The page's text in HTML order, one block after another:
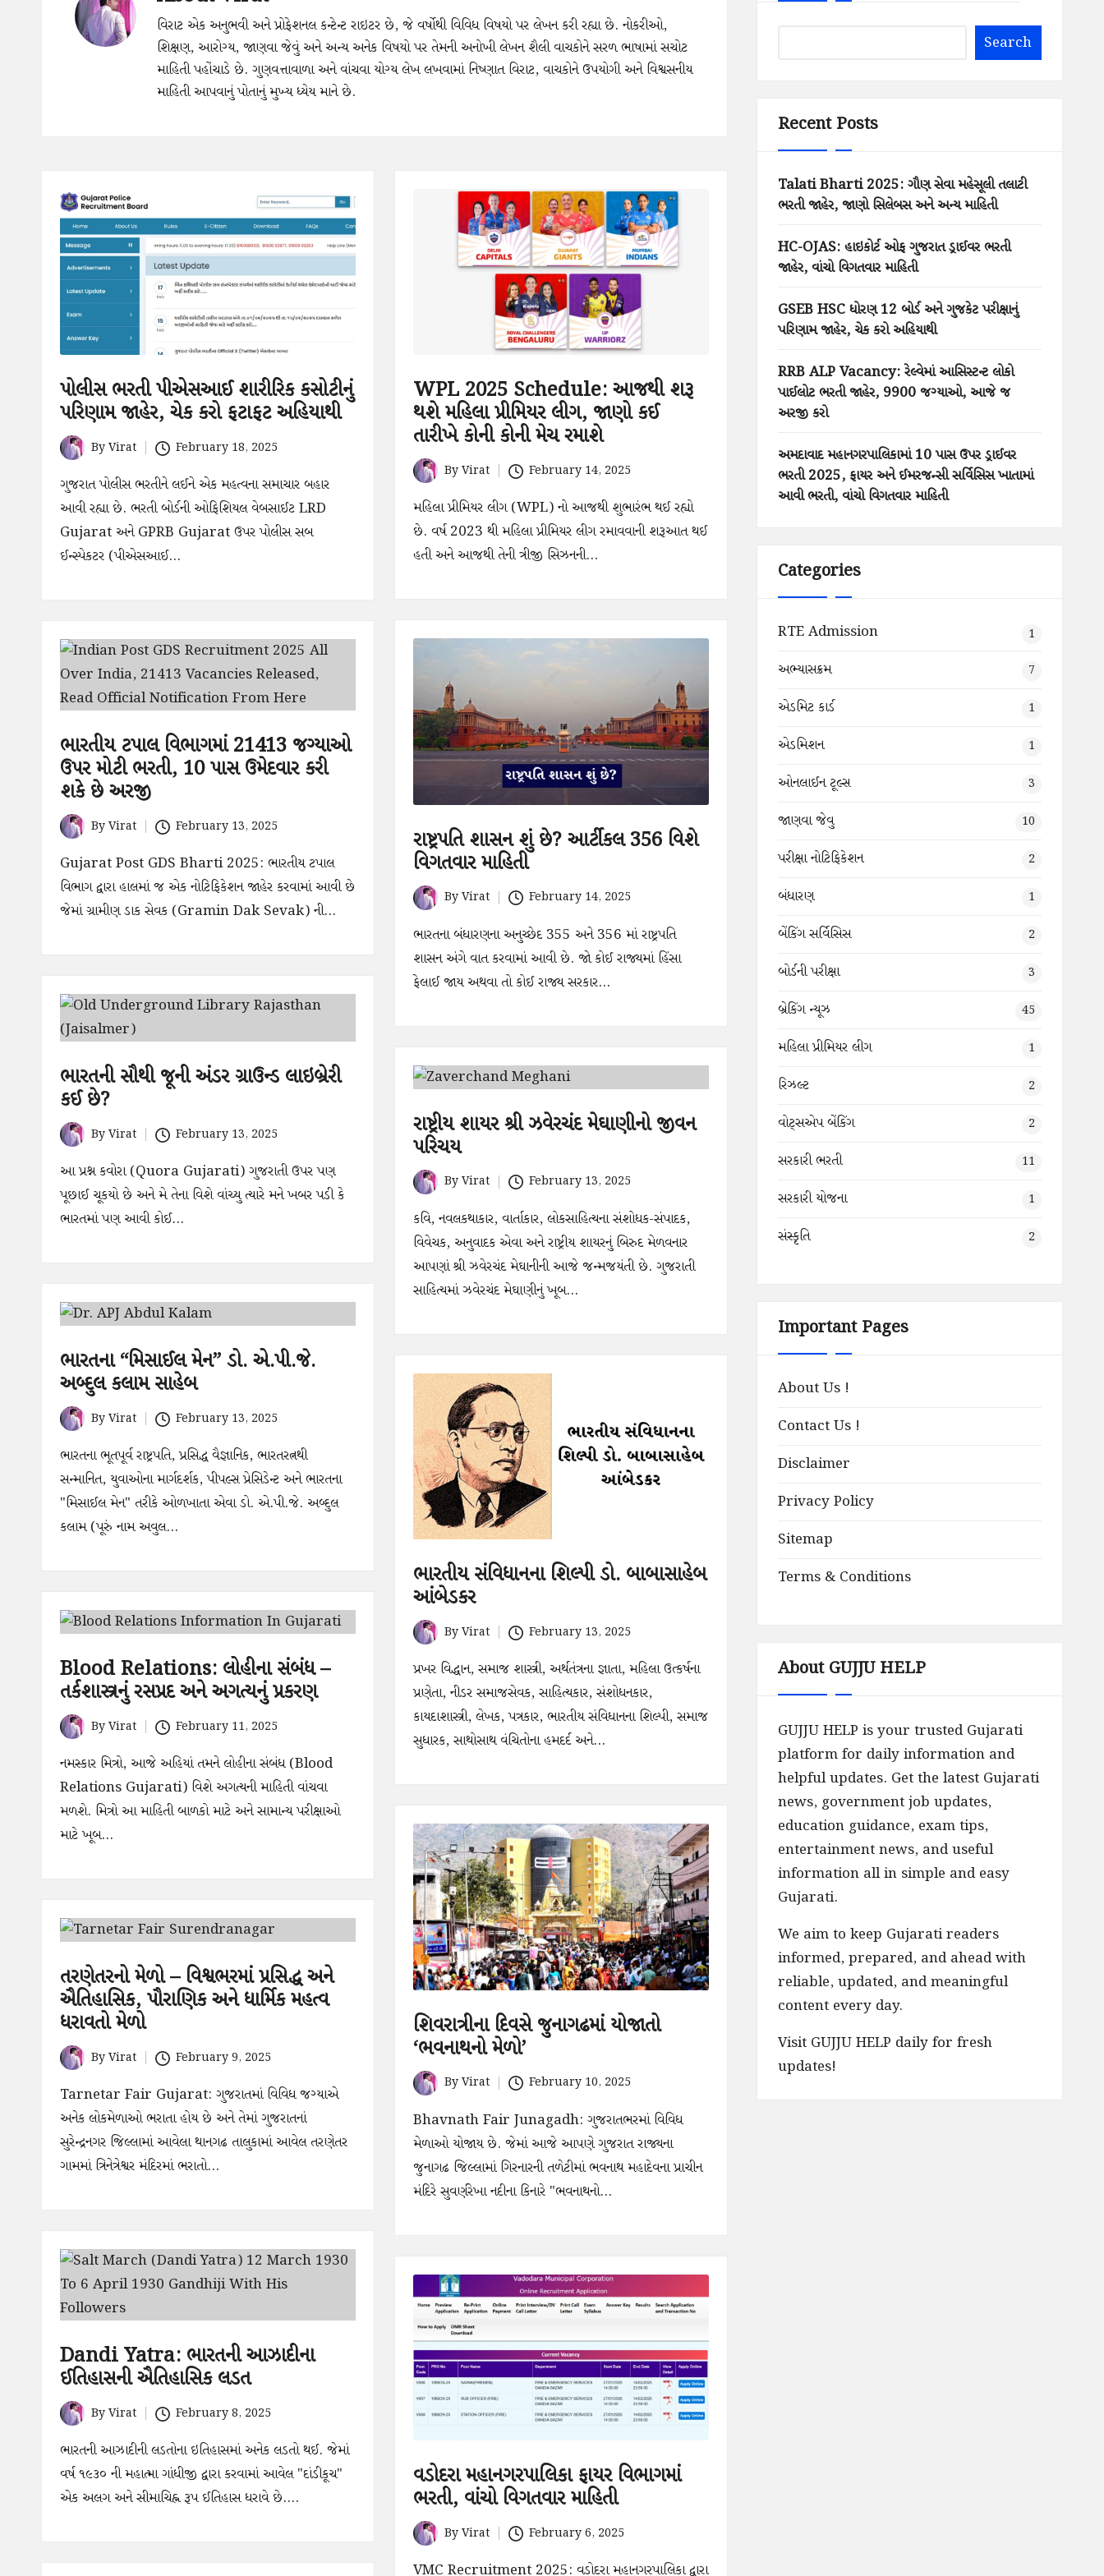
વિરાટ એક અનુભવી અને પ્રોફેશનલ કન્ટેન્ટ રાઇટર છે, જે વર્ષોથી વિવિધ વિષયો પર લેખન કરી રહ્યા છે. નોકરીઓ,
શિક્ષણ, આરોગ્ય, જાણવા જેવું અને અન્ય અનેક વિષયો પર તેમની અનોખી લેખન શૈલી વાચકોને સરળ ભાષામાં સચોટ
માહિતી પહોંચાડે છે. ગુણવત્તાવાળા અને વાંચવા યોગ્ય લેખ લખવામાં નિષ્ણાત વિરાટ, વાચકોને ઉપયોગી અને વિશ્વસનીય
માહિતી આપવાનું પોતાનું મુખ્ય ધ્યેય માને છે.
પોલીસ ભરતી પીએસઆઈ શારીરિક કસોટીનું
પરિણામ જાહેર, ચેક કરો ફટાફટ અહિયાથી
Posted
by
By Virat February 18, 2025
ગુજરાત પોલીસ ભરતીને લઈને એક મહત્વના સમાચાર બહાર
આવી રહ્યા છે. ભરતી બોર્ડની ઓફિશિયલ વેબસાઈટ LRD
Gujarat અને GPRB Gujarat ઉપર પોલીસ સબ
ઈન્સ્પેકટર (પીએસઆઈ…
WPL 2025 Schedule: આજથી શરૂ
થશે મહિલા પ્રીમિયર લીગ, જાણો કઈ
તારીખે કોની કોની મેચ રમાશે
Posted
by
By Virat February 14, 2025
મહિલા પ્રીમિયર લીગ (WPL) નો આજથી શુભારંભ થઈ રહ્યો
છે. વર્ષ 2023 થી મહિલા પ્રીમિયર લીગ રમાવવાની શરૂઆત થઈ
હતી અને આજથી તેની ત્રીજી સિઝનની…
રાષ્ટ્રપતિ શાસન શું છે? આર્ટીકલ 356 વિશે
વિગતવાર માહિતી
Posted
by
By Virat February 14, 2025
ભારતના બંધારણના અનુચ્છેદ 355 અને 356 માં રાષ્ટ્રપતિ
શાસન અંગે વાત કરવામાં આવી છે. જો કોઈ રાજ્યમાં હિંસા
ફેલાઈ જાય અથવા તો કોઈ રાજ્ય સરકાર…
ભારતીય ટપાલ વિભાગમાં 21413 જગ્યાઓ
ઉપર મોટી ભરતી, 10 પાસ ઉમેદવાર કરી
શકે છે અરજી
Posted
by
By Virat February 13, 2025
Gujarat Post GDS Bharti 2025: ભારતીય ટપાલ
વિભાગ દ્વારા હાલમાં જ એક નોટિફિકેશન જાહેર કરવામાં આવી છે
જેમાં ગ્રામીણ ડાક સેવક (Gramin Dak Sevak) ની…
ભારતની સૌથી જૂની અંડર ગ્રાઉન્ડ લાઇબ્રેરી
કઈ છે?
Posted
by
By Virat February 13, 2025
આ પ્રશ્ન કવોરા (Quora Gujarati) ગુજરાતી ઉપર પણ
પૂછાઈ ચૂકયો છે અને મે તેના વિશે વાંચ્યુ ત્યારે મને ખબર પડી કે
ભારતમાં પણ આવી કોઈ…
રાષ્ટ્રીય શાયર શ્રી ઝવેરચંદ મેઘાણીનો જીવન
પરિચય
Posted
by
By Virat February 13, 2025
કવિ, નવલકથાકાર, વાર્તાકાર, લોકસાહિત્યના સંશોધક-સંપાદક,
વિવેચક, અનુવાદક એવા અને રાષ્ટ્રીય શાયરનું બિરુદ મેળવનાર
આપણાં શ્રી ઝવેરચંદ મેઘાનીની આજે જન્મજયંતી છે. ગુજરાતી
સાહિત્યમાં ઝવેરચંદ મેઘાણીનું ખૂબ…
ભારતના “મિસાઈલ મેન” ડો. એ.પી.જે.
અબ્દુલ કલામ સાહેબ
Posted
by
By Virat February 13, 2025
ભારતના ભૂતપૂર્વ રાષ્ટ્રપતિ, પ્રસિદ્ધ વૈજ્ઞાનિક, ભારતરત્નથી
સન્માનિત, યુવાઓના માર્ગદર્શક, પીપલ્સ પ્રેસિડેન્ટ અને ભારતના
"મિસાઈલ મેન" તરીકે ઓળખાતા એવા ડો. એ.પી.જે. અબ્દુલ
કલામ (પૂરું નામ અવુલ…
ભારતીય સંવિધાનના શિલ્પી ડો. બાબાસાહેબ
આંબેડકર
Posted
by
By Virat February 13, 2025
પ્રખર વિદ્ધાન, સમાજ શાસ્ત્રી, અર્થતંત્રના જ્ઞાતા, મહિલા ઉત્કર્ષના
પ્રણેતા, નીડર સમાજસેવક, સાહિત્યકાર, સંશોધનકાર,
કાયદાશાસ્ત્રી, લેખક, પત્રકાર, ભારતીય સંવિધાનના શિલ્પી, સમાજ
સુધારક, સાથોસાથ વંચિતોના હમદર્દ અને…
Blood Relations: લોહીના સંબંધ –
તર્કશાસ્ત્રનું રસપ્રદ અને અગત્યનું પ્રકરણ
Posted
by
By Virat February 11, 2025
નમસ્કાર મિત્રો, આજે અહિયાં તમને લોહીના સંબંધ (Blood
Relations Gujarati) વિશે અગત્યની માહિતી વાંચવા
મળશે. મિત્રો આ માહિતી બાળકો માટે અને સામાન્ય પરીક્ષાઓ
માટે ખૂબ…
શિવરાત્રીના દિવસે જુનાગઢમાં યોજાતો
‘ભવનાથનો મેળો’
Posted
by
By Virat February 10, 2025
Bhavnath Fair Junagadh: ગુજરાતભરમાં વિવિધ
મેળાઓ યોજાય છે. જેમાં આજે આપણે ગુજરાત રાજ્યના
જુનાગઢ જિલ્લામાં ગિરનારની તળેટીમાં ભવનાથ મહાદેવના પ્રાચીન
મંદિરે સુવર્ણરેખા નદીના કિનારે "ભવનાથનો…
તરણેતરનો મેળો – વિશ્વભરમાં પ્રસિદ્ધ અને
ઐતિહાસિક, પૌરાણિક અને ધાર્મિક મહત્વ
ધરાવતો મેળો
Posted
by
By Virat February 9, 2025
Tarnetar Fair Gujarat: ગુજરાતમાં વિવિધ જગ્યાએ
અનેક લોકમેળાઓ ભરાતા હોય છે અને તેમાં ગુજરાતનાં
સુરેન્દ્રનગર જિલ્લામાં આવેલા થાનગઢ તાલુકામાં આવેલ તરણેતર
ગામમાં ત્રિનેત્રેશ્વર મંદિરમાં ભરાતો…
Dandi Yatra: ભારતની આઝાદીના
ઈતિહાસની ઐતિહાસિક લડત
Posted
by
By Virat February 8, 2025
ભારતની આઝાદીની લડતોના ઇતિહાસમાં અનેક લડતો થઈ. જેમાં
વર્ષ ૧૯૩૦ ની મહાત્મા ગાંધીજી દ્વારા કરવામાં આવેલ "દાંડીકૂચ"
એક અલગ અને સીમાચિહ્ન રૂપ ઈતિહાસ ધરાવે છે.…
વડોદરા મહાનગરપાલિકા ફાયર વિભાગમાં
ભરતી, વાંચો વિગતવાર માહિતી
Posted
by
By Virat February 6, 2025
VMC Recruitment 2025: વડોદરા મહાનગરપાલિકા દ્વારા
Search
Recent Posts
Talati Bharti 2025: ગૌણ સેવા મહેસૂલી તલાટી
ભરતી જાહેર, જાણો સિલેબસ અને અન્ય માહિતી
HC-OJAS: હાઇકોર્ટ ઓફ ગુજરાત ડ્રાઈવર ભરતી
જાહેર, વાંચો વિગતવાર માહિતી
GSEB HSC ધોરણ 12 બોર્ડ અને ગુજકેટ પરીક્ષાનું
પરિણામ જાહેર, ચેક કરો અહિયાથી
RRB ALP Vacancy: રેલ્વેમાં આસિસ્ટન્ટ લોકો
પાઈલોટ ભરતી જાહેર, 9900 જગ્યાઓ, આજે જ
અરજી કરો
અમદાવાદ મહાનગરપાલિકામાં 10 પાસ ઉપર ડ્રાઈવર
ભરતી 2025, ફાયર અને ઈમરજન્સી સર્વિસિસ ખાતામાં
આવી ભરતી, વાંચો વિગતવાર માહિતી
Categories
RTE Admission 1
અભ્યાસક્રમ 7
એડમિટ કાર્ડ 1
એડમિશન 1
ઓનલાઈન ટૂલ્સ 3
જાણવા જેવુ 10
પરીક્ષા નોટિફિકેશન 2
બંધારણ 1
બેંકિંગ સર્વિસિસ 2
બોર્ડની પરીક્ષા 3
બ્રેકિંગ ન્યૂઝ 45
મહિલા પ્રીમિયર લીગ 1
રિઝલ્ટ 2
વોટ્સએપ બેંકિંગ 2
સરકારી ભરતી 11
સરકારી યોજના 1
સંસ્કૃતિ 2
Important Pages
About Us !
Contact Us !
Disclaimer
Privacy Policy
Sitemap
Terms & Conditions
About GUJJU HELP
GUJJU HELP is your trusted Gujarati
platform for daily information and
helpful updates. Get the latest Gujarati
news, government job updates,
education guidance, exam tips,
entertainment news, and useful
information all in simple and easy
Gujarati.
We aim to keep Gujarati readers
informed, prepared, and ahead with
reliable, updated, and meaningful
content every day.
Visit GUJJU HELP daily for fresh
updates!